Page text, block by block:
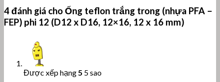
4 đánh giá choỐng teflon trắng trong (nhựa PFA –
FEP) phi 12 (D12 x D16, 12×16, 12 x 16 mm)
Được xếp hạng5 5 sao